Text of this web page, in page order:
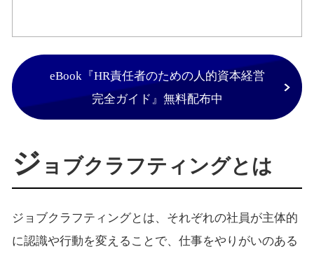
eBook『HR責任者のための人的資本経営
完全ガイド』無料配布中
ジ ョブクラフティングとは
ジョブクラフティングとは、それぞれの社員が主体的
に認識や行動を変えることで、仕事をやりがいのある